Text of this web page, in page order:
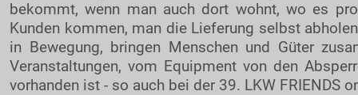
bekommt, wenn man auch dort wohnt, wo es
Kunden kommen, man die Lieferung selbst
in Bewegung, bringen Menschen und Güter
Veranstaltungen, vom Equipment von den
vorhanden ist - so auch bei der 39. LKW FRIENDS